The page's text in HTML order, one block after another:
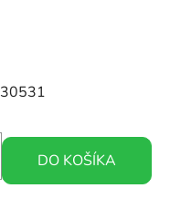
30531
DO KOŠÍKA